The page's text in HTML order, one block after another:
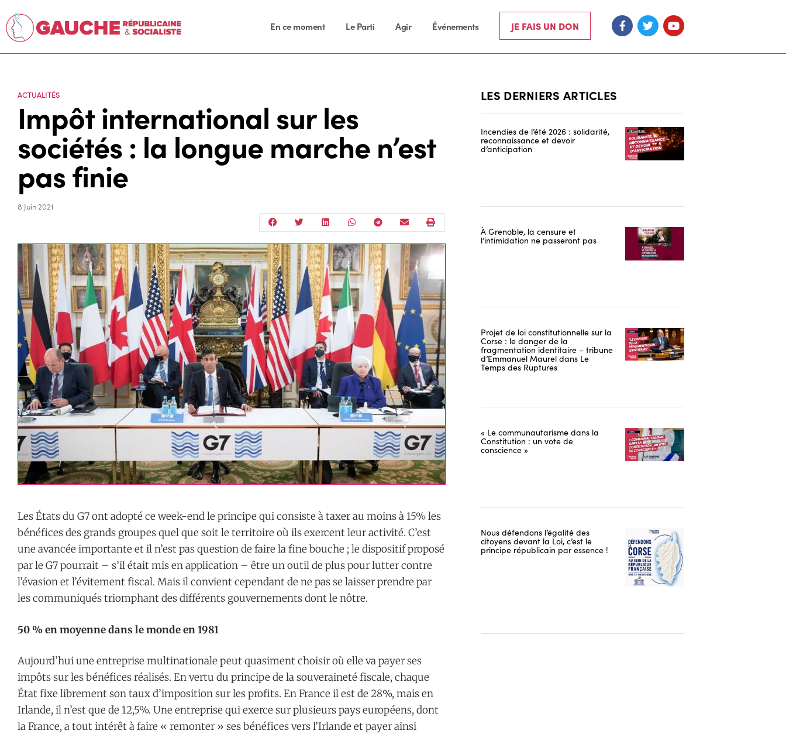
En ce moment Le Parti Agir Événements JE FAIS UN DON
ACTUALITÉS
Impôt international sur les
sociétés : la longue marche n’est
pas finie
8 Juin 2021
Les États du G7 ont adopté ce week-end le principe qui consiste à taxer au moins à 15% les
bénéfices des grands groupes quel que soit le territoire où ils exercent leur activité. C’est
une avancée importante et il n’est pas question de faire la fine bouche ; le dispositif proposé
par le G7 pourrait – s’il était mis en application – être un outil de plus pour lutter contre
l’évasion et l’évitement fiscal. Mais il convient cependant de ne pas se laisser prendre par
les communiqués triomphant des différents gouvernements dont le nôtre.
50 % en moyenne dans le monde en 1981
Aujourd’hui une entreprise multinationale peut quasiment choisir où elle va payer ses
impôts sur les bénéfices réalisés. En vertu du principe de la souveraineté fiscale, chaque
État fixe librement son taux d’imposition sur les profits. En France il est de 28%, mais en
Irlande, il n’est que de 12,5%. Une entreprise qui exerce sur plusieurs pays européens, dont
la France, a tout intérêt à faire « remonter » ses bénéfices vers l’Irlande et payer ainsi
LES DERNIERS ARTICLES
Incendies de l’été 2026 : solidarité,
reconnaissance et devoir
d’anticipation
À Grenoble, la censure et
l’intimidation ne passeront pas
Projet de loi constitutionnelle sur la
Corse : le danger de la
fragmentation identitaire – tribune
d’Emmanuel Maurel dans Le
Temps des Ruptures
« Le communautarisme dans la
Constitution : un vote de
conscience »
Nous défendons l’égalité des
citoyens devant la Loi, c’est le
principe républicain par essence !